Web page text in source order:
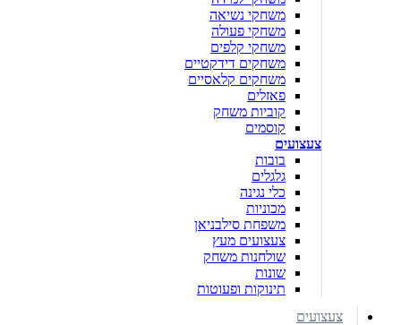
משחקי נשיאה
משחקי פעולה
משחקי קלפים
משחקים דידקטיים
משחקים קלאסיים
פאזלים
קוביות משחק
קוסמים
צעצועים
בובות
גלגלים
כלי נגינה
מכוניות
משפחת סילבניאן
צעצועים מעץ
שולחנות משחק
שונות
תינוקות ופעוטות
צעצועים